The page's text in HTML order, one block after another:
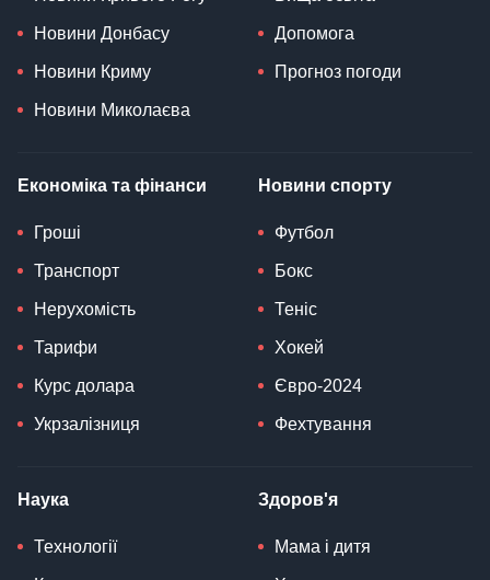
Новини Донбасу
Новини Криму
Новини Миколаєва
Допомога
Прогноз погоди
Економіка та фінанси
Гроші
Транспорт
Нерухомість
Тарифи
Курс долара
Укрзалізниця
Новини спорту
Футбол
Бокс
Теніс
Хокей
Євро-2024
Фехтування
Наука
Технології
Здоров'я
Мама і дитя